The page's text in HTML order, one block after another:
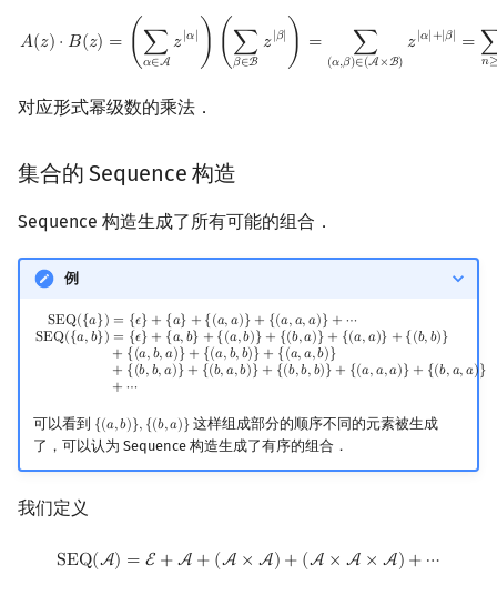
𝐴(𝑧) ⋅ 𝐵(𝑧) = ( ∑
𝛼∈A
𝑧|𝛼| ) ( ∑
𝛽∈B
𝑧|𝛽| ) = ∑
(𝛼,𝛽)∈(A×B)
𝑧|𝛼|+|𝛽| =
𝑛
Az|α| ∑ β ∈ Bz|β| ∑( α ×B)z | β = ∑ 0∑
对应形式幂级数的乘法．
集合的 Sequence 构造
Sequence 构造生成了所有可能的组合．
例
SEQ({𝑎}) = {𝜖} + {𝑎} + {(𝑎,𝑎)} + {(𝑎,𝑎,𝑎)} + ⋯
SEQ({𝑎,𝑏}) = {𝜖} + {𝑎,𝑏} + {(𝑎,𝑏)} + {(𝑏,𝑎)} + {(𝑎,𝑎)} + {(𝑏,𝑏)}
+ {(𝑎,𝑏,𝑎)} + {(𝑎,𝑏,𝑏)} + {(𝑎,𝑎,𝑏)}
+ {(𝑏,𝑏,𝑎)} + {(𝑏,𝑎,𝑏)} + {(𝑏,𝑏,𝑏)} + {(𝑎,𝑎,𝑎)} + {(𝑏,𝑎,𝑎)}
+ ⋯
SEQ({a})={ϵ}+ {a +{(a,a )} +{( a,a, a)}+⋯SEQ ({a, b} )={ ϵ }+{ a,b
可以看到 {(𝑎,𝑏)}, {(𝑏,𝑎)}
{(a,b)} ,{( b ,a)}
这样组成部分的顺序不同的元素被生成
了，可以认为 Sequence 构造生成了有序的组合．
我们定义
SEQ(A) = E +A + (A × A) + (A × A × A) + ⋯
SEQ(A )= E+ A +( A× A)+ (A×A ×A)+ ⋯